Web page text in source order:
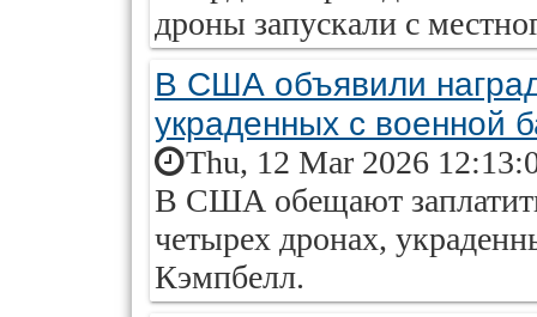
дроны запускали с
В США объявили
украденных с военной
Thu, 12 Mar 2026
В США обещают
четырех дронах,
Кэмпбелл.